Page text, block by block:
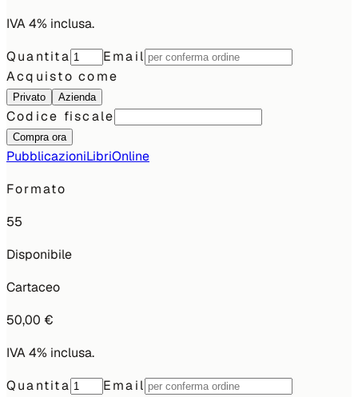
IVA 4% inclusa.
Quantita
Email
Acquisto come
Privato Azienda
Codice fiscale
Compra ora
PubblicazioniLibriOnline
Formato
55
Disponibile
Cartaceo
50,00 €
IVA 4% inclusa.
Quantita
Email